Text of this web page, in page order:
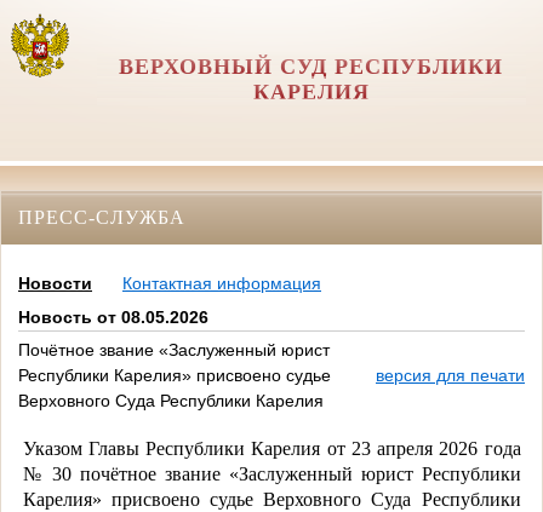
ВЕРХОВНЫЙ СУД РЕСПУБЛИКИ
КАРЕЛИЯ
ПРЕСС-СЛУЖБА
Новости
Контактная информация
Новость от 08.05.2026
Почётное звание «Заслуженный юрист
Республики Карелия» присвоено судье
Верховного Суда Республики Карелия
версия для печати
Указом Главы Республики Карелия от 23 апреля 2026 года
№ 30 почётное звание «Заслуженный юрист Республики
Карелия» присвоено судье Верховного Суда Республики